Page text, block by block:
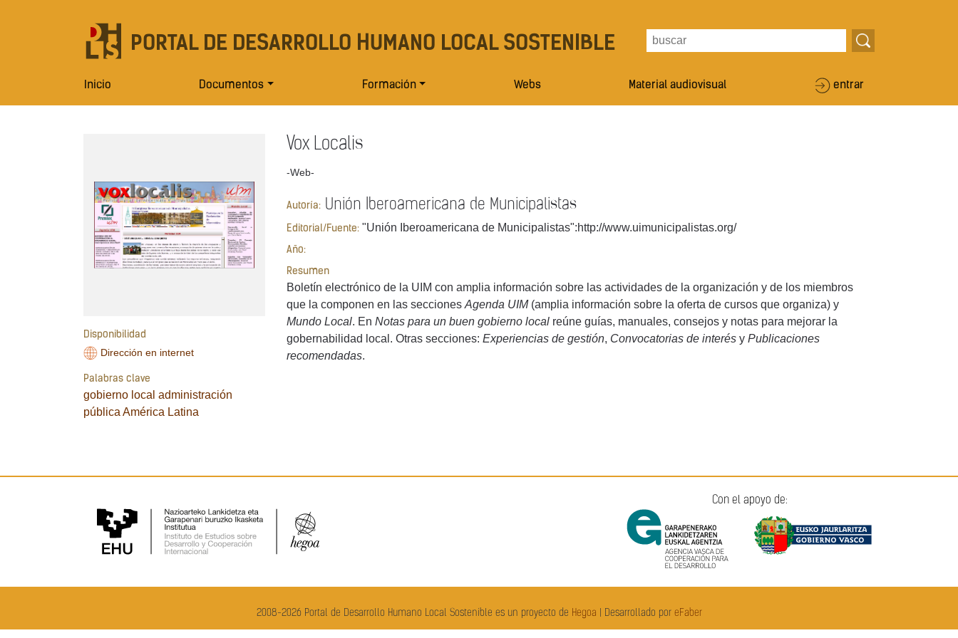
PORTAL DE DESARROLLO HUMANO LOCAL SOSTENIBLE
Inicio Documentos Formación Webs Material audiovisual entrar
Disponibilidad
Dirección en internet
Palabras clave
gobierno local administración
pública América Latina
Vox Localis
-Web-
Autoría: Unión Iberoamericana de Municipalistas
Editorial/Fuente: "Unión Iberoamericana de Municipalistas":http://www.uimunicipalistas.org/
Año:
Resumen
Boletín electrónico de la UIM con amplia información sobre las actividades de la organización y de los miembros
que la componen en las seccionesAgenda UIM (amplia información sobre la oferta de cursos que organiza) y
Mundo Local. En Notas para un buen gobierno local reúne guías, manuales, consejos y notas para mejorar la
gobernabilidad local. Otras secciones: Experiencias de gestión, Convocatorias de interés y Publicaciones
recomendadas.
Con el apoyo de:
2008-2026 Portal de Desarrollo Humano Local Sostenible es un proyecto de Hegoa | Desarrollado por eFaber